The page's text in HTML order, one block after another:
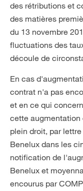
des rétributions et
des matières
du 13 novembre
fluctuations des
découle de
En cas
contrat n'a pas
et en ce qui
cette augmentation
plein droit, par
Benelux dans les
notification de
Benelux et
encourus par